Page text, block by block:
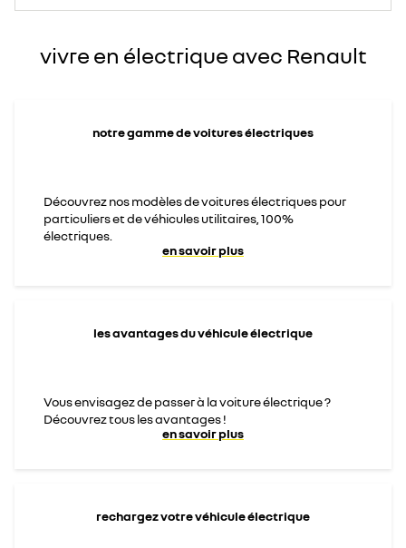
vivre en électrique avec Renault
notre gamme de voitures électriques
Découvrez nos modèles de voitures électriques pour
particuliers et de véhicules utilitaires, 100%
électriques.
en savoir plus
les avantages du véhicule électrique
Vous envisagez de passer à la voiture électrique ?
Découvrez tous les avantages !
en savoir plus
rechargez votre véhicule électrique